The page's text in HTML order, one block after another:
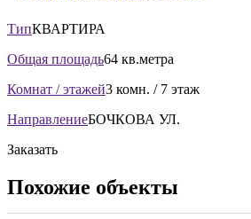
ТипКВАРТИРА
Общая площадь64 кв.метра
Комнат / этажей3 комн. / 7 этаж
НаправлениеБОЧКОВА УЛ.
Заказать
Похожие объекты